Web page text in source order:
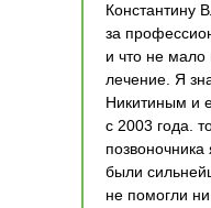
Константину
за
и что не мало
лечение. Я
Никитиным и
с 2003 года.
позвоночника
были
не помогли